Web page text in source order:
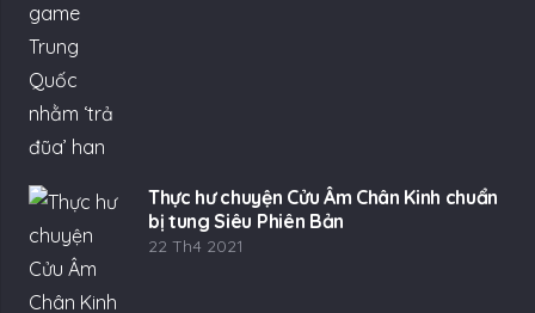
Thực hư chuyện Cửu Âm Chân Kinh chuẩn
bị tung Siêu Phiên Bản
22 Th4 2021